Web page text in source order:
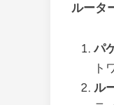
ルータ
パ
ト
ル